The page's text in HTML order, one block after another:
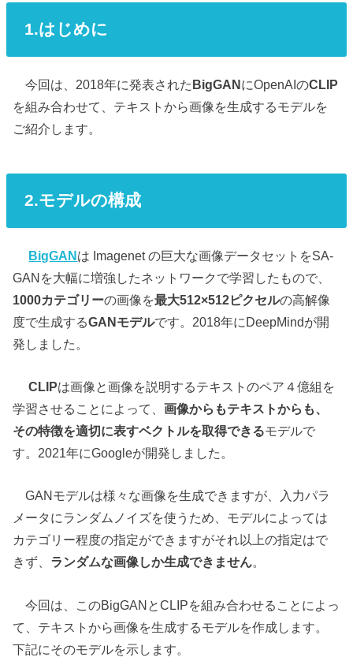
1.はじめに
今回は、2018年に発表されたBigGANにOpenAIのCLIP
を組み合わせて、テキストから画像を生成するモデルを
ご紹介します。
2.モデルの構成
BigGANは Imagenet の巨大な画像データセットをSA-
GANを大幅に増強したネットワークで学習したもので、
1000カテゴリーの画像を最大512×512ピクセルの高解像
度で生成するGANモデルです。2018年にDeepMindが開
発しました。
CLIPは画像と画像を説明するテキストのペア４億組を
学習させることによって、画像からもテキストからも、
その特徴を適切に表すベクトルを取得できるモデルで
す。2021年にGoogleが開発しました。
GANモデルは様々な画像を生成できますが、入力パラ
メータにランダムノイズを使うため、モデルによっては
カテゴリー程度の指定ができますがそれ以上の指定はで
きず、 ランダムな画像しか生成できません。
今回は、このBigGANとCLIPを組み合わせることによっ
て、テキストから画像を生成するモデルを作成します。
下記にそのモデルを示します。